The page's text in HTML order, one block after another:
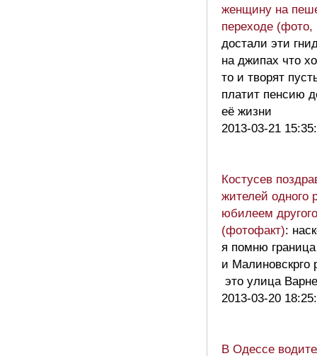
женщину на
переходе (фото,
достали эти
на джипах что
то и творят
платит пенсию
её жизни
2013-03-21
Костусев
жителей одного
юбилеем другого
(фотофакт):
я помню граница
и Малиновскрго
это улица
2013-03-20
В Одессе